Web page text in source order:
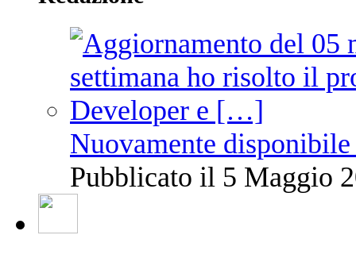
Nuovamente
Pubblicato il 5 Maggio